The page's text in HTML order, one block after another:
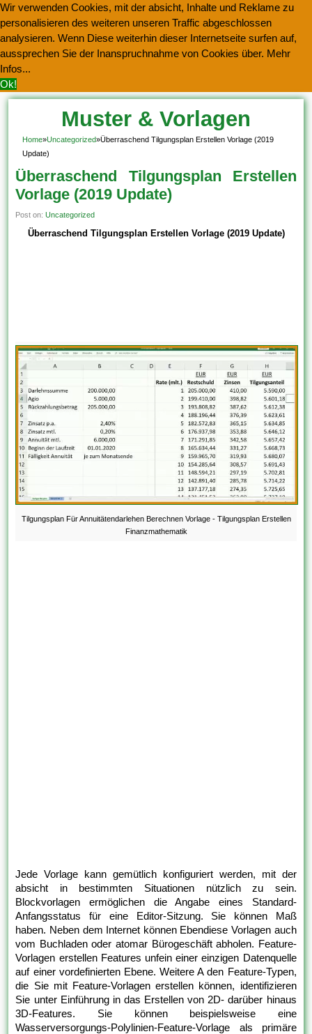
Wir verwenden Cookies, mit der absicht, Inhalte und Reklame zu
personalisieren des weiteren unseren Traffic abgeschlossen
analysieren. Wenn Diese weiterhin dieser Internetseite surfen auf,
aussprechen Sie der Inanspruchnahme von Cookies über. Mehr
Infos...
Ok!
Muster & Vorlagen
Kostenlos Herunterladen
Home»Uncategorized»Überraschend Tilgungsplan Erstellen Vorlage (2019
Update)
Überraschend Tilgungsplan Erstellen
Vorlage (2019 Update)
Post on:Uncategorized
Überraschend Tilgungsplan Erstellen Vorlage (2019 Update)
Tilgungsplan Für Annuitätendarlehen Berechnen Vorlage - Tilgungsplan Erstellen
Finanzmathematik
Jede Vorlage kann gemütlich konfiguriert werden, mit der
absicht in bestimmten Situationen nützlich zu sein.
Blockvorlagen ermöglichen die Angabe eines Standard-
Anfangsstatus für eine Editor-Sitzung. Sie können Maß
haben. Neben dem Internet können Ebendiese Vorlagen auch
vom Buchladen oder atomar Bürogeschäft abholen. Feature-
Vorlagen erstellen Features unfein einer einzigen Datenquelle
auf einer vordefinierten Ebene. Weitere A den Feature-Typen,
die Sie mit Feature-Vorlagen erstellen können, identifizieren
Sie unter Einführung in das Erstellen von 2D- darüber hinaus
3D-Features. Sie können beispielsweise eine
Wasserversorgungs-Polylinien-Feature-Vorlage als primäre